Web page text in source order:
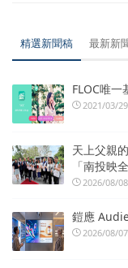
精選新聞稿 最新新
FLOC唯
2021/03/29
天上父親
「南投映
2026/08/08
鎧應
2026/08/07